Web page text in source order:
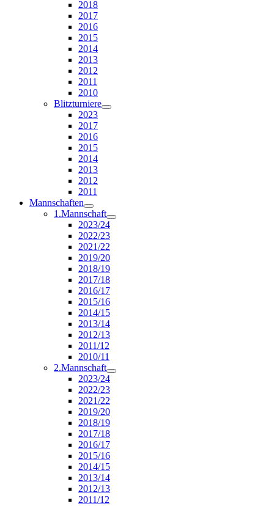
2018
2017
2016
2015
2014
2013
2012
2011
2010
Blitzturniere
2023
2017
2016
2015
2014
2013
2012
2011
Mannschaften
1.Mannschaft
2023/24
2022/23
2021/22
2019/20
2018/19
2017/18
2016/17
2015/16
2014/15
2013/14
2012/13
2011/12
2010/11
2.Mannschaft
2023/24
2022/23
2021/22
2019/20
2018/19
2017/18
2016/17
2015/16
2014/15
2013/14
2012/13
2011/12